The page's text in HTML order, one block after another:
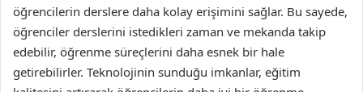
öğrencilerin derslere daha kolay erişimini sağlar. Bu sayede,
öğrenciler derslerini istedikleri zaman ve mekanda takip
edebilir, öğrenme süreçlerini daha esnek bir hale
getirebilirler. Teknolojinin sunduğu imkanlar, eğitim